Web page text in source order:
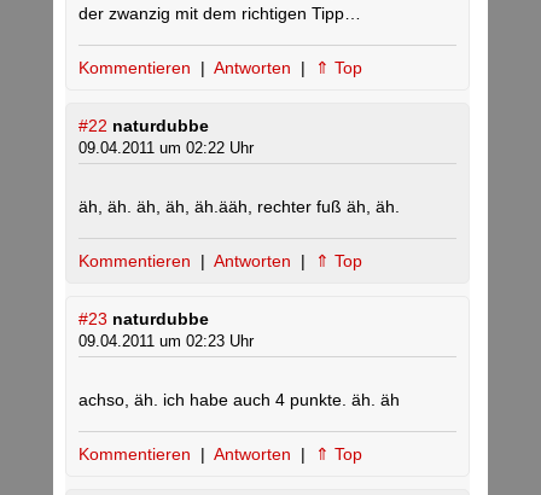
der zwanzig mit dem richtigen Tipp…
Kommentieren | Antworten | ⇑ Top
#22 naturdubbe
09.04.2011 um 02:22 Uhr
äh, äh. äh, äh, äh.ääh, rechter fuß äh, äh.
Kommentieren | Antworten | ⇑ Top
#23 naturdubbe
09.04.2011 um 02:23 Uhr
achso, äh. ich habe auch 4 punkte. äh. äh
Kommentieren | Antworten | ⇑ Top